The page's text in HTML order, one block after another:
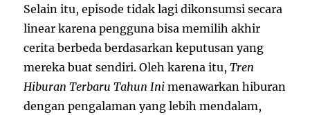
Selain itu, episode tidak lagi dikonsumsi secara
linear karena pengguna bisa memilih akhir
cerita berbeda berdasarkan keputusan yang
mereka buat sendiri. Oleh karena itu,Tren
Hiburan Terbaru Tahun Ini menawarkan hiburan
dengan pengalaman yang lebih mendalam,